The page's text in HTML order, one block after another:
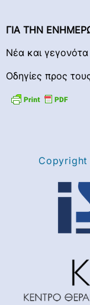
ΓΙΑ ΤΗΝ
Νέα και γεγονότα
Οδηγίες προς
Copyright